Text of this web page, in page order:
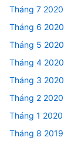
Tháng 7 2020
Tháng 6 2020
Tháng 5 2020
Tháng 4 2020
Tháng 3 2020
Tháng 2 2020
Tháng 1 2020
Tháng 8 2019